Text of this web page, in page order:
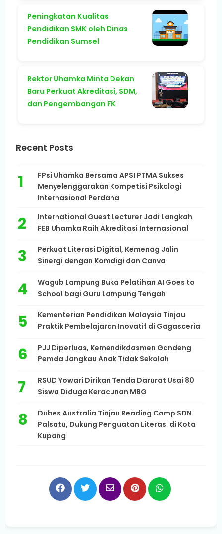
Peningkatan Kualitas
Pendidikan SMK oleh Dinas
Pendidikan Sumsel
Rektor Uhamka Minta Dekan
Baru Perkuat Akreditasi, SDM,
dan Pengembangan FK
Recent Posts
FPsi Uhamka Bersama APSI PTMA Sukses
Menyelenggarakan Kompetisi Psikologi
Internasional Perdana
International Guest Lecturer Jadi Langkah
FEB Uhamka Raih Akreditasi Internasional
Perkuat Literasi Digital, Kemenag Jalin
Sinergi dengan Komdigi dan Canva
Wagub Lampung Buka Pelatihan AI Goes to
School bagi Guru Lampung Tengah
Kementerian Pendidikan Malaysia Tinjau
Praktik Pembelajaran Inovatif di Gagasceria
PJJ Diperluas, Kemendikdasmen Gandeng
Pemda Jangkau Anak Tidak Sekolah
RSUD Yowari Dirikan Tenda Darurat Usai 80
Siswa Diduga Keracunan MBG
Dubes Australia Tinjau Reading Camp SDN
Palsatu, Dukung Penguatan Literasi di Kota
Kupang